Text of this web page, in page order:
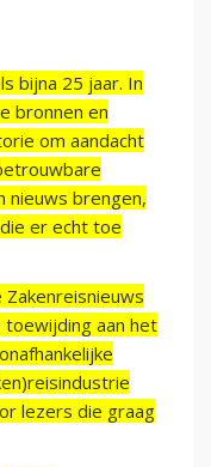
bijna 25 jaar. In
bronnen en
om aandacht
nieuws brengen,
er echt toe
aan het
lezers die graag